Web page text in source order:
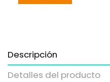
Descripción
Detalles del producto